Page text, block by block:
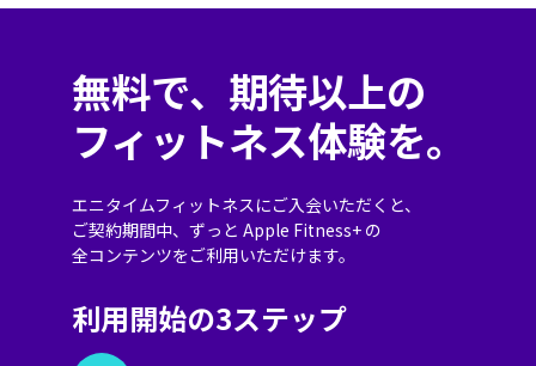
無料で、期待以上の
フィットネス体験を。
エニタイムフィットネスにご入会いただくと、
ご契約期間中、 ずっと Apple Fitness+ の
全コンテンツをご利用いただけます。
利用開始の3ステップ